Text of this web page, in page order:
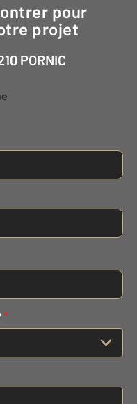
projet
PORNIC
*